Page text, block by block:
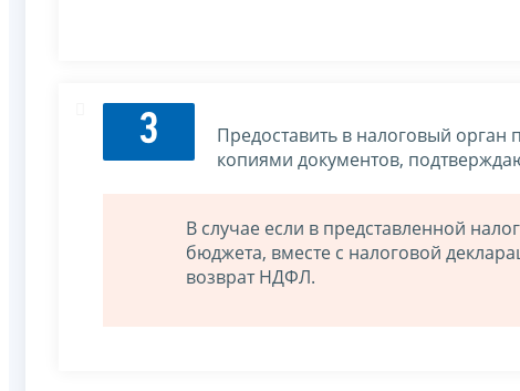
3
Предоставить в налоговый орган
копиями документов,
В случае если в представленной
бюджета, вместе с налоговой
возврат НДФЛ.